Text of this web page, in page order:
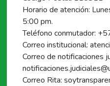
Horario de atención:
5:00 pm.
Teléfono conmutador:
Correo institucional:
Correo de notificaciones
Correo Rita: